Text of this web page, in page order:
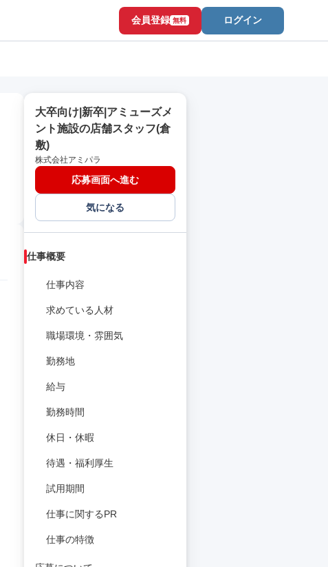
会員登録 無料 ログイン
大卒向け|新卒|アミューズメ
ント施設の店舗スタッフ(倉
敷)
株式会社アミパラ
応募画面へ進む
気になる
仕事概要
仕事内容
求めている人材
職場環境・雰囲気
勤務地
給与
勤務時間
休日・休暇
待遇・福利厚生
試用期間
仕事に関するPR
仕事の特徴